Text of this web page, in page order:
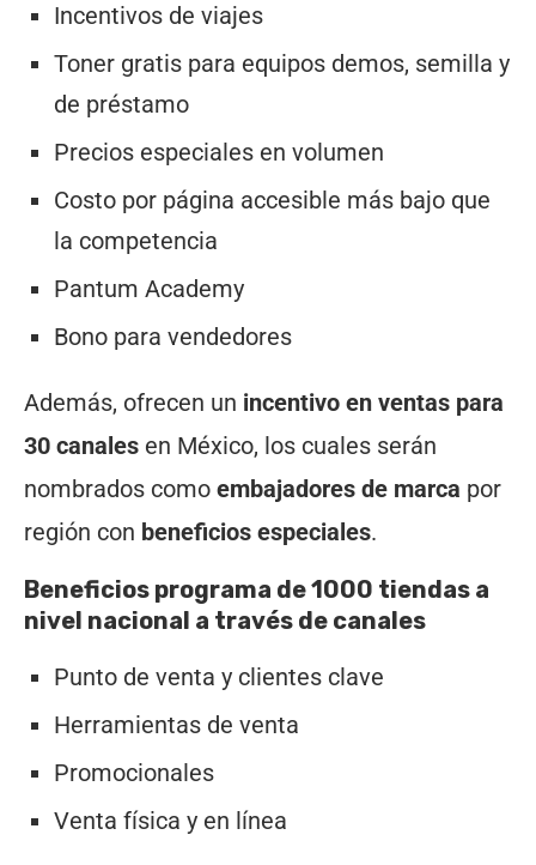
Incentivos de viajes
Toner gratis para equipos demos, semilla y
de préstamo
Precios especiales en volumen
Costo por página accesible más bajo que
la competencia
Pantum Academy
Bono para vendedores
Además, ofrecen un incentivo en ventas para
30 canales en México, los cuales serán
nombrados como embajadores de marca por
región con beneficios especiales.
Beneficios programa de 1000 tiendas a
nivel nacional a través de canales
Punto de venta y clientes clave
Herramientas de venta
Promocionales
Venta física y en línea